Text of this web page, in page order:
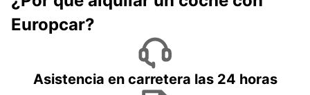
Europcar?
Asistencia en carretera las 24 horas